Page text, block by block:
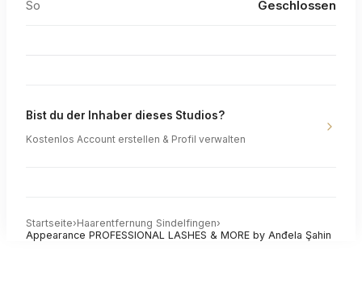
So Geschlossen
Bist du der Inhaber dieses Studios?
Kostenlos Account erstellen & Profil verwalten
Startseite›Haarentfernung Sindelfingen›
Appearance PROFESSIONAL LASHES & MORE by Anđela Şahin